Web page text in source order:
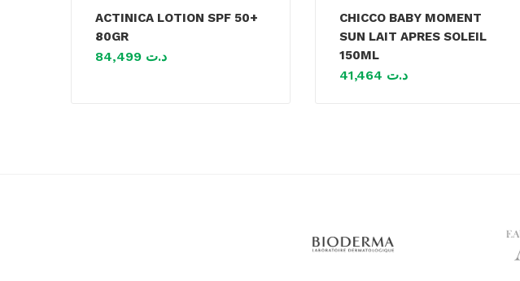
ACTINICA LOTION SPF 50+
80GR
د.ت
CHICCO BABY MOMENT
SUN LAIT APRES SOLEIL
150ML
د.ت